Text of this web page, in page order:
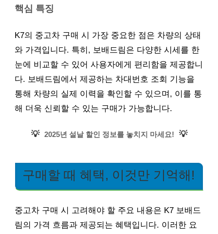
핵심 특징
K7의 중고차 구매 시 가장 중요한 점은 차량의 상태
와 가격입니다. 특히, 보배드림은 다양한 시세를 한
눈에 비교할 수 있어 사용자에게 편리함을 제공합니
다. 보배드림에서 제공하는 차대번호 조회 기능을
통해 차량의 실제 이력을 확인할 수 있으며, 이를 통
해 더욱 신뢰할 수 있는 구매가 가능합니다.
💡 2025년 설날 할인 정보를 놓치지 마세요! 💡
구매할 때 혜택, 이것만 기억해!
중고차 구매 시 고려해야 할 주요 내용은 K7 보배드
림의 가격 흐름과 제공되는 혜택입니다. 이러한 요